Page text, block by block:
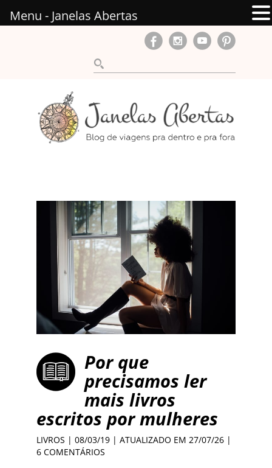
Por que
precisamos ler
mais livros
escritos por mulheres
LIVROS | 08/03/19 | ATUALIZADO EM 27/07/26 |
6 COMENTÁRIOS
Menu - Janelas Abertas